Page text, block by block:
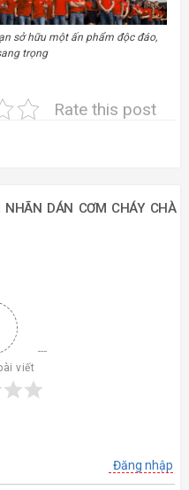
sở hữu một ấn phẩm độc đáo,
trọng
Rate this post
DÁN CƠM CHÁY CHÀ
viết
Đăng nhập